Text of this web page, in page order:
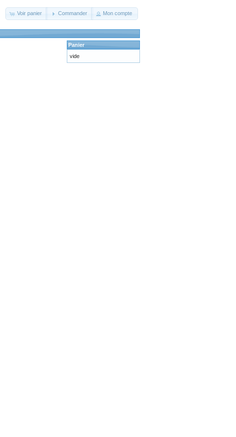
Voir panier Commander Mon compte
Panier
vide